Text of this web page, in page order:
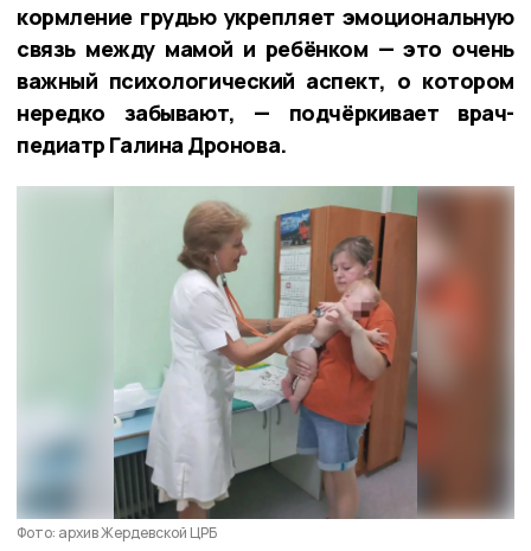
кормление грудью укрепляет эмоциональную
связь между мамой и ребёнком — это очень
важный психологический аспект, о котором
нередко забывают, — подчёркивает врач-
педиатр Галина Дронова.
Фото: архив Жердевской ЦРБ